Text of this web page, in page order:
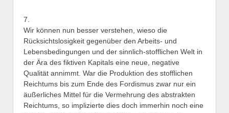
7.
Wir können nun besser verstehen, wieso die
Rücksichtslosigkeit gegenüber den Arbeits- und
Lebensbedingungen und der sinnlich-stofflichen Welt in
der Ära des fiktiven Kapitals eine neue, negative
Qualität annimmt. War die Produktion des stofflichen
Reichtums bis zum Ende des Fordismus zwar nur ein
äußerliches Mittel für die Vermehrung des abstrakten
Reichtums, so implizierte dies doch immerhin noch eine